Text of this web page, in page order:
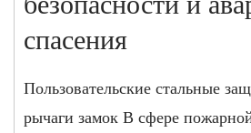
спасения
Пользовательские стальные
рычаги замок В сфере